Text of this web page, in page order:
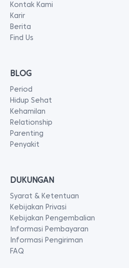
Kontak Kami
Karir
Berita
Find Us
BLOG
Period
Hidup Sehat
Kehamilan
Relationship
Parenting
Penyakit
DUKUNGAN
Syarat & Ketentuan
Kebijakan Privasi
Kebijakan Pengembalian
Informasi Pembayaran
Informasi Pengiriman
FAQ